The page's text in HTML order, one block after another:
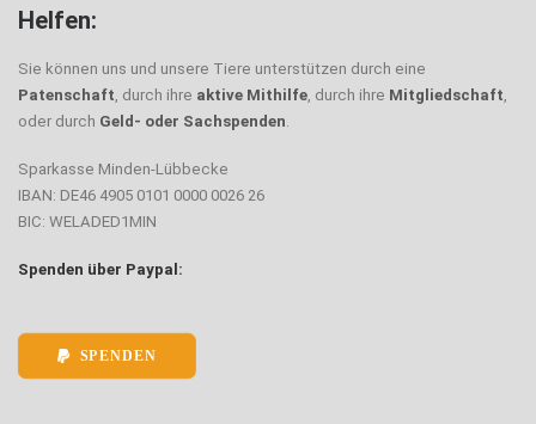
Helfen:
Sie können uns und unsere Tiere unterstützen durch eine
Patenschaft, durch ihre aktive Mithilfe, durch ihre Mitgliedschaft,
oder durch Geld- oder Sachspenden.
Sparkasse Minden-Lübbecke
IBAN: DE46 4905 0101 0000 0026 26
BIC: WELADED1MIN
Spenden über Paypal:
SPENDEN